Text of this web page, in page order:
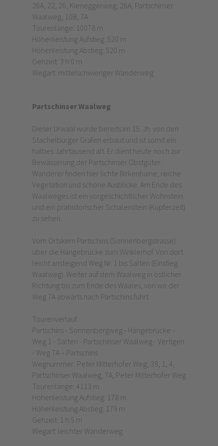
26A, 22, 26, Kieneggerweg, 26A, Partschinser
Waalweg, 10B, 7A
Tourenlänge: 10078 m
Höhenleistung Aufstieg: 520 m
Höhenleistung Abstieg: 520 m
Gehzeit: 3 h 0 m
Wegart: mittelschwieriger Wanderweg
Partschinser Waalweg
Dieser Urwaal wurde bereits im 15. Jh. von den
Stachelburger Grafen erbaut und ist somit ein
halbes Jahrtausend alt. Er dient heute noch zur
Bewässerung der Partschinser Obstgüter.
Wanderer finden hier lichte Birkenhaine, reiche
Vegetation und schöne Ausblicke. Am Ende des
Waalweges ist ein vorgeschichtlicher Wohnstein
und ein prähistorischer Schalenstein (Kupferzeit)
zu sehen.
Vom Ortskern Partschins (Sonnenbergstrasse)
über die Hängebrücke zum Winklerhof. Von dort
leicht ansteigend Weg Nr. 1 bis Salten (Einstieg
Waalweg). Weiter auf dem Waalweg in östlicher
Richtung bis zum Ende des Waales, von wo der
Weg 7A abwärts nach Partschins führt.
Tourenverlauf:
Partschins - Sonnenbergweg - Hängebrücke -
Weg 1 - Salten - Partschinser Waalweg - Vertigen
- Weg 7A – Partschins
Wegnummer: Peter Mitterhofer Weg, 39, 1, 4,
Partschinser Waalweg, 7A, Peter Mitterhofer Weg
Tourenlänge: 4113 m
Höhenleistung Aufstieg: 178 m
Höhenleistung Abstieg: 179 m
Gehzeit: 1 h 5 m
Wegart: leichter Wanderweg